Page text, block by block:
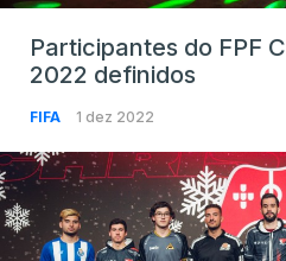
Participantes do FPF
2022 definidos
FIFA 1 dez 2022